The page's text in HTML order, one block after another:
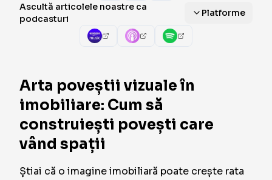
Ascultă articolele noastre ca
podcasturi
Platforme
Arta poveștii vizuale în
imobiliare: Cum să
construiești povești care
vând spații
Știai că o imagine imobiliară poate crește rata